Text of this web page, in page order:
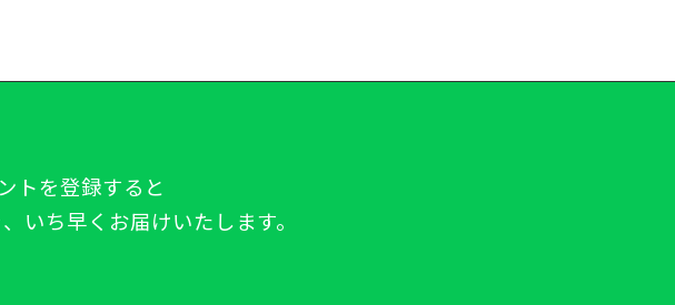
トを登録すると
いち早くお届けいたします。